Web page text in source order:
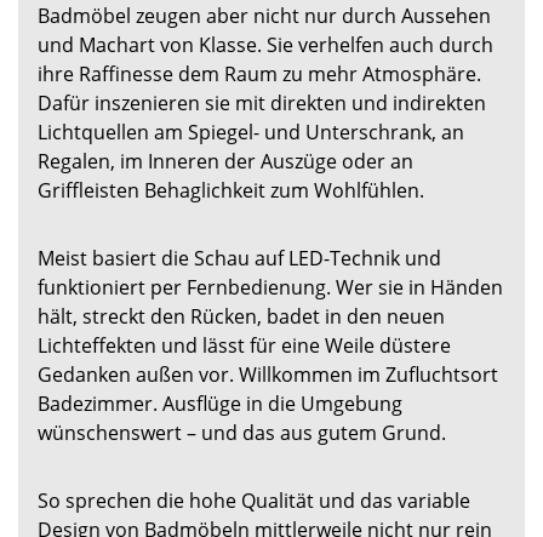
Badmöbel zeugen aber nicht nur durch Aussehen
und Machart von Klasse. Sie verhelfen auch durch
ihre Raffinesse dem Raum zu mehr Atmosphäre.
Dafür inszenieren sie mit direkten und indirekten
Lichtquellen am Spiegel- und Unterschrank, an
Regalen, im Inneren der Auszüge oder an
Griffleisten Behaglichkeit zum Wohlfühlen.
Meist basiert die Schau auf LED-Technik und
funktioniert per Fernbedienung. Wer sie in Händen
hält, streckt den Rücken, badet in den neuen
Lichteffekten und lässt für eine Weile düstere
Gedanken außen vor. Willkommen im Zufluchtsort
Badezimmer. Ausflüge in die Umgebung
wünschenswert – und das aus gutem Grund.
So sprechen die hohe Qualität und das variable
Design von Badmöbeln mittlerweile nicht nur rein